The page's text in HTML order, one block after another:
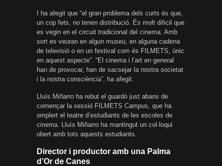
I ha afegit que “el gran problema dels curts és que,
un cop fets, no tenen distribució. És molt dificil que
es vegin en el circuit tradicional del cinema. Amb
sort es veuran en algun museu, en alguna cadena
de televisió o en un festival com és FILMETS, únic
en aquest aspecte”. “El cinema i l’art en general
han de provocar, han de sacsejar la nostra societat
i la nostra consciència”, ha afegit.
Lluís Miñarro ha rebut el guardó just abans de
començar la sessió FILMETS Campus, que ha
omplert el teatre d’estudiants de les escoles de
cinema. Lluís Miñarro ha mantingut un col·loqui
obert amb tots aquests estudiants.
Director i productor amb una Palma
d’Or de Canes